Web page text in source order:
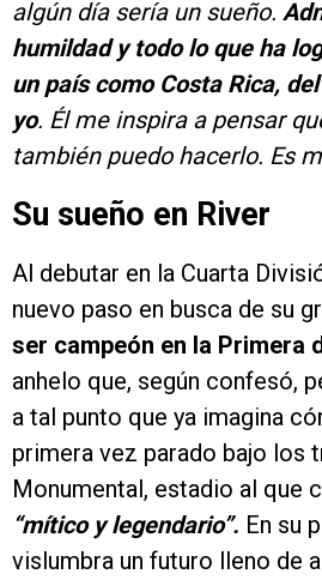
algún día sería un sueño.
humildad y todo lo que ha
un país como Costa Rica,
yo. Él me inspira a pensar
también puedo hacerlo. Es
Su sueño en River
Al debutar en la Cuarta
nuevo paso en busca de su
ser campeón en la Primera
anhelo que, según confesó,
a tal punto que ya imagina
primera vez parado bajo los
Monumental, estadio al que
“mítico y legendario”. En su
vislumbra un futuro lleno de